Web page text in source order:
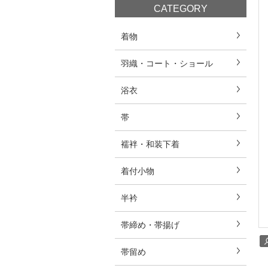
CATEGORY
着物
羽織・コート・ショール
浴衣
帯
襦袢・和装下着
着付小物
半衿
帯締め・帯揚げ
帯留め